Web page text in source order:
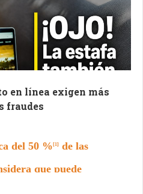
en línea exigen más
fraudes
del 50 % [1]
de las
que puede
las nuevas